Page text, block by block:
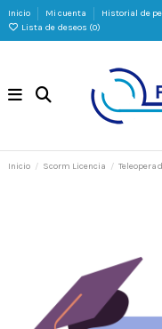
Inicio Mi cuenta Historial de
Lista de deseos (0)
Inicio Scorm Licencia